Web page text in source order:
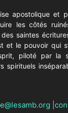
apostolique et
les côtés
saintes
et le pouvoir qui
piloté par la
spirituels